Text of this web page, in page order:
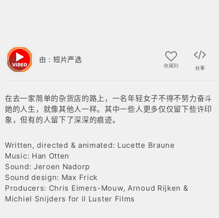
收藏到 分享
由 : 短片严选
在去一家简单的杂货店的路上，一名年轻女子不得不努力奋斗
她的人生，就像其他人一样。其中一些人更多仅仅留下些许印
象，但有的人留下了深深的痕迹。
Written, directed & animated: Lucette Braune
Music: Han Otten
Sound: Jeroen Nadorp
Sound design: Max Frick
Producers: Chris Eimers-Mouw, Arnoud Rijken &
Michiel Snijders for il Luster Films